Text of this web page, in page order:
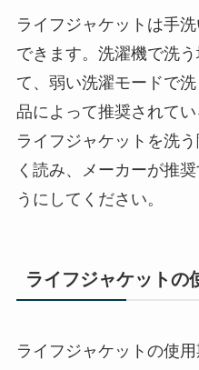
ライフジャケットは手
できます。洗濯機で洗
て、弱い洗濯モードで
品によって推奨されて
ライフジャケットを洗
く読み、メーカーが推
うにしてください。
ライフジャケットの
ライフジャケットの使